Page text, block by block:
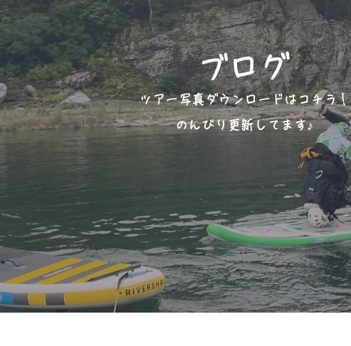
​ブログ
ツアー写真ダウンロードはコチラ！
​のんびり更新してます♪